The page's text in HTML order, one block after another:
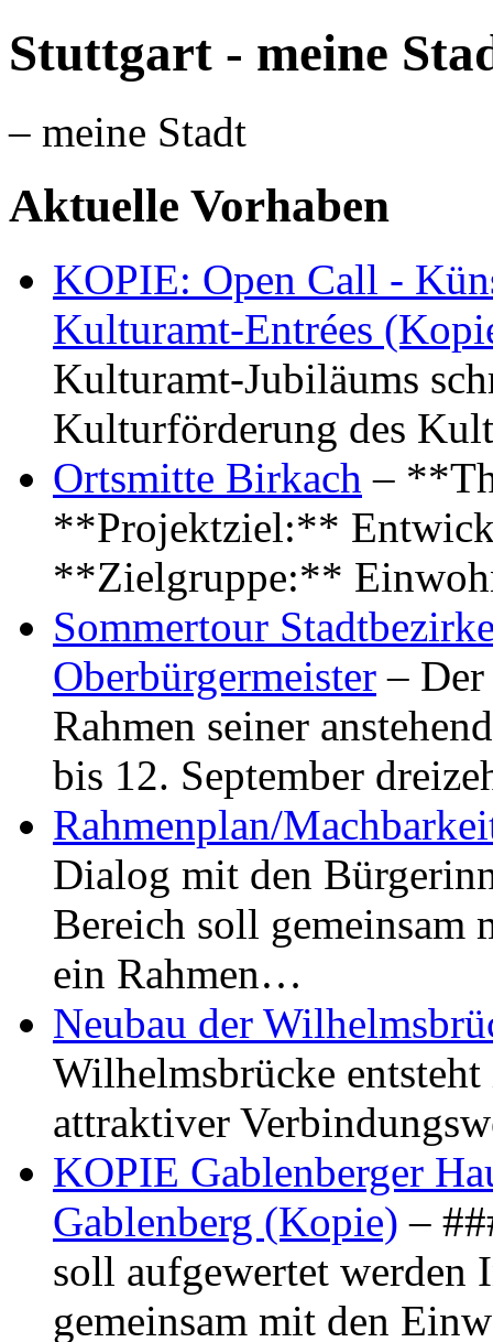
Stuttgart - meine
– meine Stadt
Aktuelle Vorhaben
KOPIE: Open Call -
Kulturamt-Entrées
Kulturamt-Jubiläums
Kulturförderung des
Ortsmitte Birkach –
**Projektziel:**
**Zielgruppe:**
Sommertour
Oberbürgermeister –
Rahmen seiner
bis 12. September
Rahmenplan/
Dialog mit den
Bereich soll gemeinsam
ein Rahmen…
Neubau der
Wilhelmsbrücke
attraktiver
KOPIE Gablenberger
Gablenberg (Kopie) –
soll aufgewertet werden
gemeinsam mit den